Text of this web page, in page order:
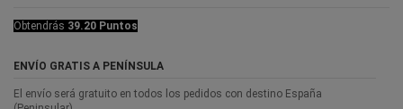
Obtendrás 39.20 Puntos
ENVÍO GRATIS A PENÍNSULA
El envío será gratuito en todos los pedidos con destino España